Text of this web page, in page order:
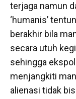
terjaga namun
‘humanis’
berakhir bila
secara utuh
sehingga
menjangkiti
alienasi tidak